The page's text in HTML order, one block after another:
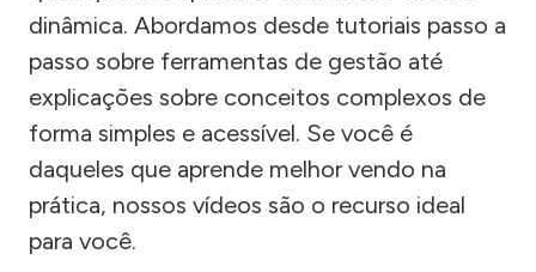
dinâmica. Abordamos desde tutoriais passo a
passo sobre ferramentas de gestão até
explicações sobre conceitos complexos de
forma simples e acessível. Se você é
daqueles que aprende melhor vendo na
prática, nossos vídeos são o recurso ideal
para você.